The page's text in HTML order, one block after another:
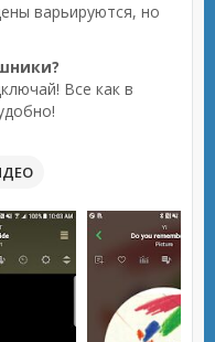
варьируются, но
Все как в